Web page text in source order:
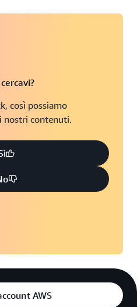
Toronto, Ontario
così possiamo
nostri contenuti.
AWS